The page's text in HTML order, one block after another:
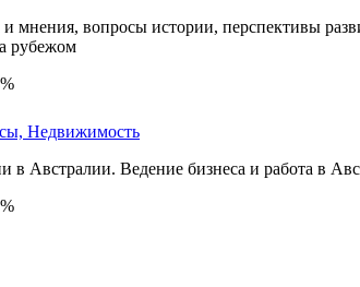
мнения, вопросы истории, перспективы
рубежом
Недвижимость
в Австралии. Ведение бизнеса и работа в